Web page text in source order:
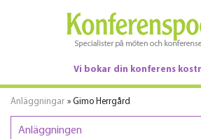
Vi bokar din konferens
Anläggningar » Gimo Herrgård
Anläggningen